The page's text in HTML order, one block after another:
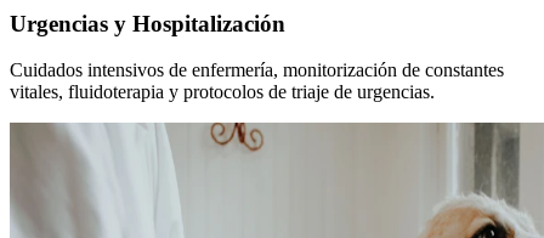
Urgencias y Hospitalización
Cuidados intensivos de enfermería, monitorización de constantes
vitales, fluidoterapia y protocolos de triaje de urgencias.